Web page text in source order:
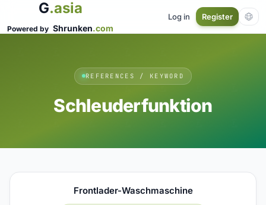
G.asia
Powered by Shrunken.com
Log in Register
REFERENCES / KEYWORD
Schleuderfunktion
Frontlader-Waschmaschine